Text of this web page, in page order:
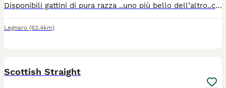
Disponibili gattini di pura razza ..uno più bello dell’altro..completamente tutti diversi ..abituati alla lettiera tira graffi e mangiano autonomamente ..cresciuti in casa con noi e nostri bimbi sono molto affettuosi..contattatemi per altre informazioni 😊
Legnaro (62.4km)
Scottish Straight